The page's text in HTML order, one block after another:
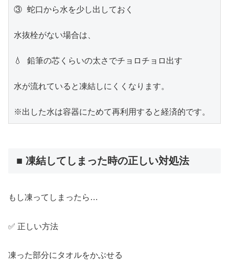
③ 蛇口から水を少し出しておく
水抜栓がない場合は、
💧 鉛筆の芯くらいの太さでチョロチョロ出す
水が流れていると凍結しにくくなります。
※出した水は容器にためて再利用すると経済的です。
■ 凍結してしまった時の正しい対処法
もし凍ってしまったら…
✅ 正しい方法
凍った部分にタオルをかぶせる